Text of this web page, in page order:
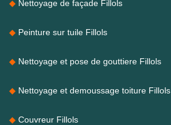
Nettoyage de façade Fillols
Peinture sur tuile Fillols
Nettoyage et pose de gouttiere Fillols
Nettoyage et demoussage toiture Fillols
Couvreur Fillols